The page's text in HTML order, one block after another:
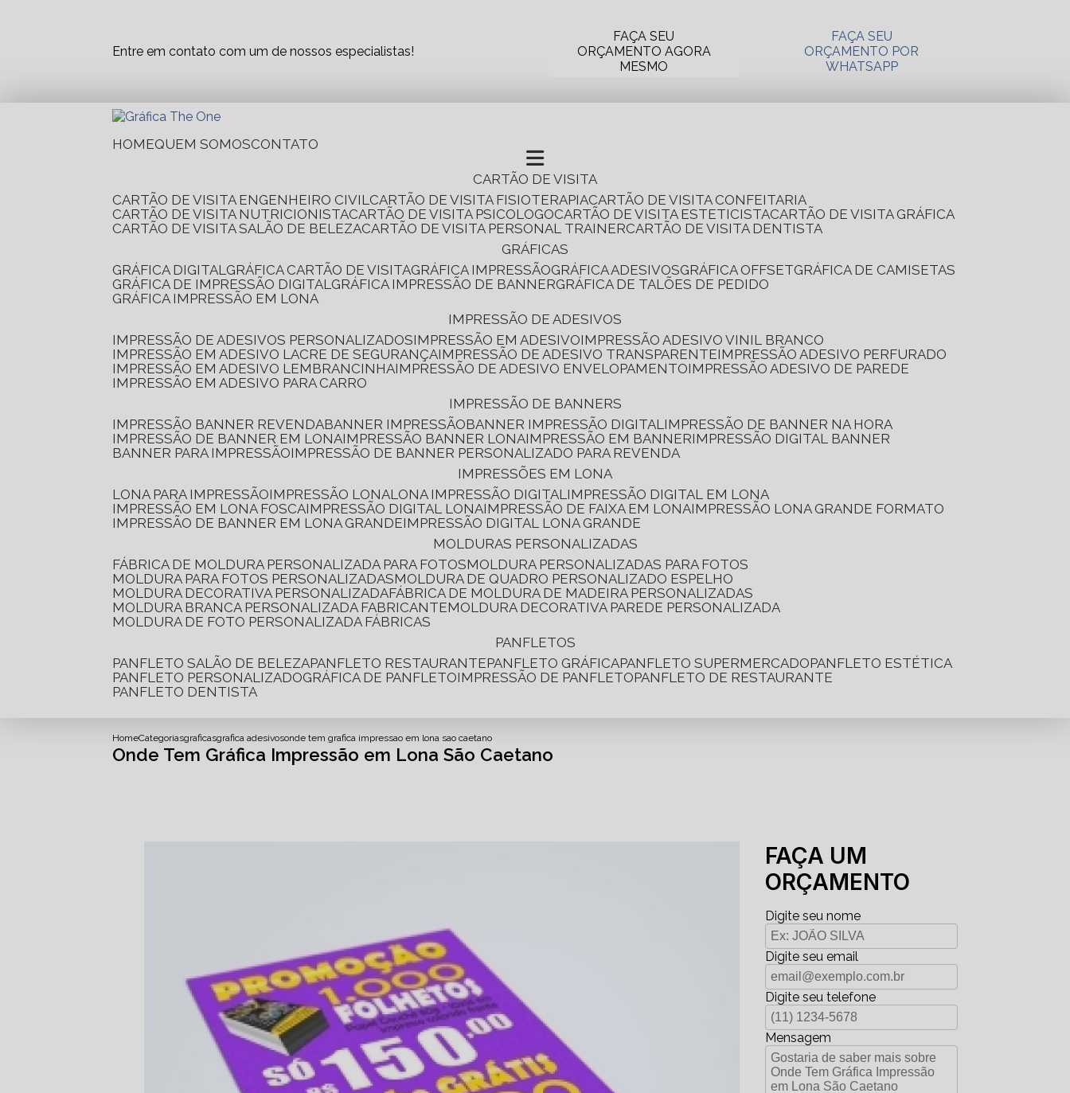
Entre em contato com um de nossos especialistas!
FAÇA SEU
ORÇAMENTO AGORA
MESMO
FAÇA SEU
ORÇAMENTO POR
WHATSAPP
HOME QUEM SOMOS CONTATO
CARTÃO DE VISITA
CARTÃO DE VISITA ENGENHEIRO CIVIL CARTÃO DE VISITA FISIOTERAPIA CARTÃO DE VISITA CONFEITARIA
CARTÃO DE VISITA NUTRICIONISTA CARTÃO DE VISITA PSICOLOGO CARTÃO DE VISITA ESTETICISTA CARTÃO DE VISITA GRÁFICA
CARTÃO DE VISITA SALÃO DE BELEZA CARTÃO DE VISITA PERSONAL TRAINER CARTÃO DE VISITA DENTISTA
GRÁFICAS
GRÁFICA DIGITAL
GRÁFICA CARTÃO DE VISITA GRÁFICA IMPRESSÃO GRÁFICA ADESIVOS GRÁFICA OFFSET
GRÁFICA DE CAMISETAS
GRÁFICA DE IMPRESSÃO DIGITAL
GRÁFICA IMPRESSÃO DE BANNER
GRÁFICA DE TALÕES DE PEDIDO
GRÁFICA IMPRESSÃO EM LONA
IMPRESSÃO DE ADESIVOS
IMPRESSÃO DE ADESIVOS PERSONALIZADOS IMPRESSÃO EM ADESIVO IMPRESSÃO ADESIVO VINIL BRANCO
IMPRESSÃO EM ADESIVO LACRE DE SEGURANÇA IMPRESSÃO DE ADESIVO TRANSPARENTE IMPRESSÃO ADESIVO PERFURADO
IMPRESSÃO EM ADESIVO LEMBRANCINHA IMPRESSÃO DE ADESIVO ENVELOPAMENTO IMPRESSÃO ADESIVO DE PAREDE
IMPRESSÃO EM ADESIVO PARA CARRO
IMPRESSÃO DE BANNERS
IMPRESSÃO BANNER REVENDA
BANNER IMPRESSÃO BANNER IMPRESSÃO DIGITAL IMPRESSÃO DE BANNER NA HORA
IMPRESSÃO DE BANNER EM LONA IMPRESSÃO BANNER LONA IMPRESSÃO EM BANNER IMPRESSÃO DIGITAL BANNER
BANNER PARA IMPRESSÃO IMPRESSÃO DE BANNER PERSONALIZADO PARA REVENDA
IMPRESSÕES EM LONA
LONA PARA IMPRESSÃO IMPRESSÃO LONA LONA IMPRESSÃO DIGITAL IMPRESSÃO DIGITAL EM LONA
IMPRESSÃO EM LONA FOSCA IMPRESSÃO DIGITAL LONA IMPRESSÃO DE FAIXA EM LONA IMPRESSÃO LONA GRANDE FORMATO
IMPRESSÃO DE BANNER EM LONA GRANDE IMPRESSÃO DIGITAL LONA GRANDE
MOLDURAS PERSONALIZADAS
FÁBRICA DE MOLDURA PERSONALIZADA PARA FOTOS
MOLDURA PERSONALIZADAS PARA FOTOS
MOLDURA PARA FOTOS PERSONALIZADAS
MOLDURA DE QUADRO PERSONALIZADO ESPELHO
MOLDURA DECORATIVA PERSONALIZADA FÁBRICA DE MOLDURA DE MADEIRA PERSONALIZADAS
MOLDURA BRANCA PERSONALIZADA FABRICANTE
MOLDURA DECORATIVA PAREDE PERSONALIZADA
MOLDURA DE FOTO PERSONALIZADA FÁBRICAS
PANFLETOS
PANFLETO SALÃO DE BELEZA PANFLETO RESTAURANTE PANFLETO GRÁFICA PANFLETO SUPERMERCADO PANFLETO ESTÉTICA
PANFLETO PERSONALIZADO
GRÁFICA DE PANFLETO IMPRESSÃO DE PANFLETO PANFLETO DE RESTAURANTE
PANFLETO DENTISTA
HomeCategoriasgraficasgrafica adesivosonde tem grafica impressao em lona sao caetano
Onde Tem Gráfica Impressão em Lona São Caetano
FAÇA UM
ORÇAMENTO
Digite seu nome
Digite seu email
Digite seu telefone
Mensagem